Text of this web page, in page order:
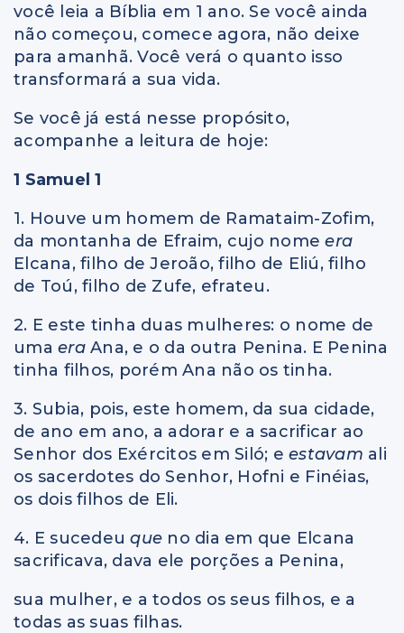
você leia a Bíblia em 1 ano. Se você ainda
não começou, comece agora, não deixe
para amanhã. Você verá o quanto isso
transformará a sua vida.
Se você já está nesse propósito,
acompanhe a leitura de hoje:
1 Samuel 1
1. Houve um homem de Ramataim-Zofim,
da montanha de Efraim, cujo nomeera
Elcana, filho de Jeroão, filho de Eliú, filho
de Toú, filho de Zufe, efrateu.
2. E este tinha duas mulheres: o nome de
uma era Ana, e o da outra Penina. E Penina
tinha filhos, porém Ana não os tinha.
3. Subia, pois, este homem, da sua cidade,
de ano em ano, a adorar e a sacrificar ao
Senhor dos Exércitos em Siló; e estavam ali
os sacerdotes do Senhor, Hofni e Finéias,
os dois filhos de Eli.
4. E sucedeuque no dia em que Elcana
sacrificava, dava ele porções a Penina,
sua mulher, e a todos os seus filhos, e a
todas as suas filhas.